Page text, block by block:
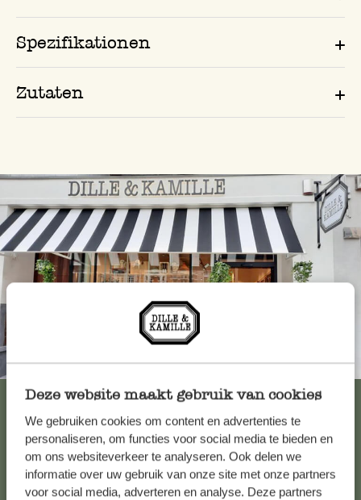
Deze website maakt gebruik van cookies
We gebruiken cookies om content en advertenties te
personaliseren, om functies voor social media te bieden en
om ons websiteverkeer te analyseren. Ook delen we
informatie over uw gebruik van onze site met onze partners
voor social media, adverteren en analyse. Deze partners
Spezifikationen
Zutaten
Immer in der Nähe
Alle 62 Geschäfte anzeigen
Kundenservice/Hilfe